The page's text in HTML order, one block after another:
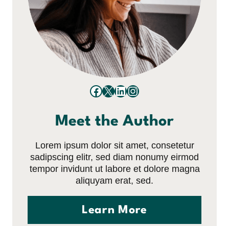
Facebook
X LinkedIn
Instagram
Meet the Author
Lorem ipsum dolor sit amet, consetetur
sadipscing elitr, sed diam nonumy eirmod
tempor invidunt ut labore et dolore magna
aliquyam erat, sed.
Learn More